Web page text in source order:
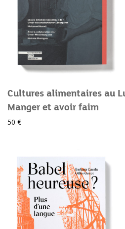
Cultures alimentaires au
Manger et avoir faim
50 €